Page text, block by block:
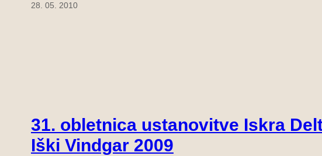
28. 05. 2010
31. obletnica ustanovitve Iskra
Iški Vindgar 2009